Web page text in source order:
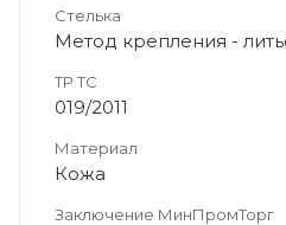
Стелька
Метод крепления -
ТР ТС
019/2011
Материал
Кожа
Заключение МинПромТорг